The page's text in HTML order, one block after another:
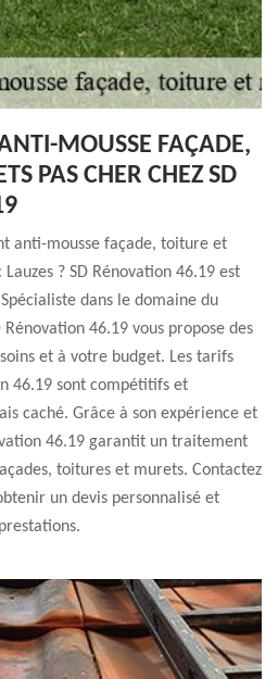
MOUSSE FAÇADE,
PAS CHER CHEZ SD
anti-mousse façade, toiture et
? SD Rénovation 46.19 est
dans le domaine du
46.19 vous propose des
et à votre budget. Les tarifs
46.19 sont compétitifs et
caché. Grâce à son expérience et
46.19 garantit un traitement
toitures et murets. Contactez
un devis personnalisé et